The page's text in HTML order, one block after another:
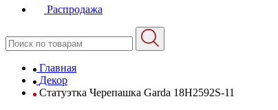
Распродажа
Главная
Декор
Статуэтка Черепашка Garda 18H2592S-11